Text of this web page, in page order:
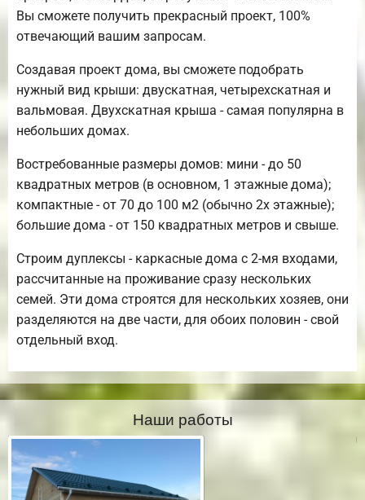
Вы сможете получить прекрасный проект, 100%
отвечающий вашим запросам.
Создавая проект дома, вы сможете подобрать
нужный вид крыши: двускатная, четырехскатная и
вальмовая. Двухскатная крыша - самая популярна в
небольших домах.
Востребованные размеры домов: мини - до 50
квадратных метров (в основном, 1 этажные дома);
компактные - от 70 до 100 м2 (обычно 2х этажные);
большие дома - от 150 квадратных метров и свыше.
Строим дуплексы - каркасные дома с 2-мя входами,
рассчитанные на проживание сразу нескольких
семей. Эти дома строятся для нескольких хозяев, они
разделяются на две части, для обоих половин - свой
отдельный вход.
Наши работы